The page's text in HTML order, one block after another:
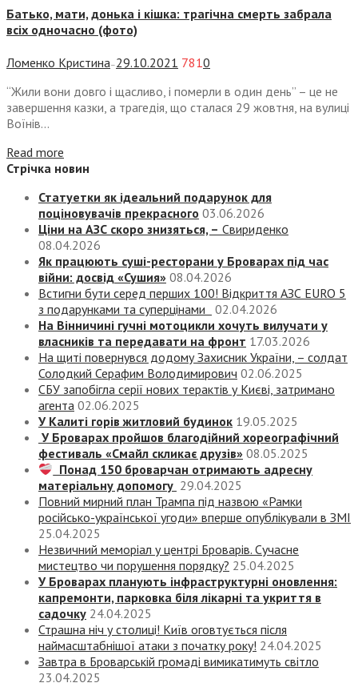
Батько, мати, донька і кішка: трагічна смерть забрала
всіх одночасно (фото)
Ломенко Кристина— 29.10.2021 7810
“Жили вони довго і щасливо, і померли в один день” – це не
завершення казки, а трагедія, що сталася 29 жовтня, на вулиці
Воїнів...
Read more
Стрічка новин
Статуетки як ідеальний подарунок для
поціновувачів прекрасного 03.06.2026
Ціни на АЗС скоро знизяться, – Свириденко
08.04.2026
Як працюють суші-ресторани у Броварах під час
війни: досвід «Сушия» 08.04.2026
Встигни бути серед перших 100! Відкриття АЗС EURO 5
з подарунками та суперцінами
02.04.2026
На Вінничині гучні мотоцикли хочуть вилучати у
власників та передавати на фронт 17.03.2026
На щиті повернувся додому Захисник України, – солдат
Солодкий Серафим Володимирович 02.06.2025
СБУ запобігла серії нових терактів у Києві, затримано
агента 02.06.2025
У Калиті горів житловий будинок 19.05.2025
У Броварах пройшов благодійний хореографічний
фестиваль «Смайл скликає друзів» 08.05.2025
Понад 150 броварчан отримають адресну
матеріальну допомогу 29.04.2025
Повний мирний план Трампа під назвою «‎Рамки
російсько-української угоди» вперше опублікували в ЗМІ
25.04.2025
Незвичний меморіал у центрі Броварів. Сучасне
мистецтво чи порушення порядку? 25.04.2025
У Броварах планують інфраструктурні оновлення:
капремонти, парковка біля лікарні та укриття в
садочку 24.04.2025
Страшна ніч у столиці! Київ оговтується після
наймасштабнішої атаки з початку року! 24.04.2025
Завтра в Броварській громаді вимикатимуть світло
23.04.2025